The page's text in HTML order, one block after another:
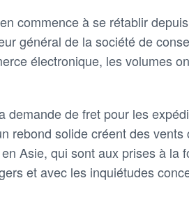
commence à se rétablir
général de la société de
électronique, les volumes
demande de fret pour les
rebond solide créent des
Asie, qui sont aux prises à la
et avec les inquiétudes